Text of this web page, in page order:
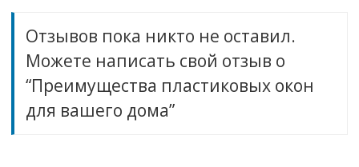
Отзывов пока никто не оставил.
Можете написать свой отзыв о
“Преимущества пластиковых окон
для вашего дома”